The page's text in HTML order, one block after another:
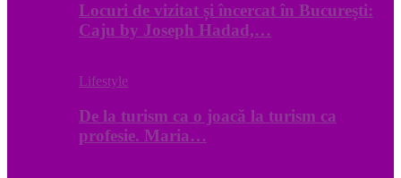
Locuri de vizitat și încercat în București:
Caju by Joseph Hadad,…
Lifestyle
De la turism ca o joacă la turism ca
profesie. Maria…